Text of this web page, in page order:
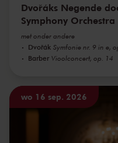
Dvořáks Negende
Symphony Orchestra
met onder andere
Dvořák Symfonie nr. 9 in e,
Barber Vioolconcert, op. 14
wo 16 sep. 2026